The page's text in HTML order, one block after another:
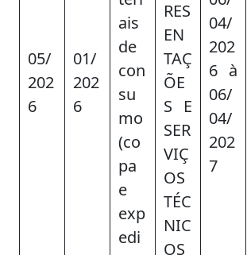
05/
202
6
01/
202
6
ais
de
con
su
mo
(co
pa
e
exp
edi
RES
EN
TAÇ
ÕE
S E
SER
VIÇ
OS
TÉC
NIC
OS
04/
202
6 à
06/
04/
202
7